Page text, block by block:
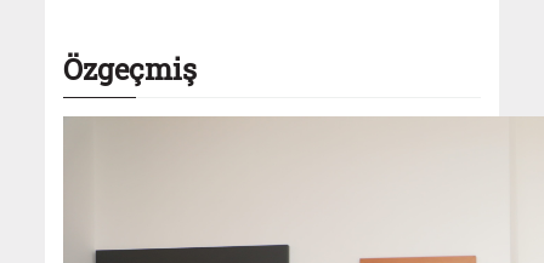
Özgeçmiş